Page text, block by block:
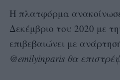
Η πλατφόρμα
Δεκέμβριο του 2020 με
επιβεβαιώνει με
@emilyinparis θα